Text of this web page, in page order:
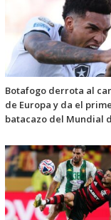
Botafogo derrota al
de Europa y da el
batacazo del Mundial